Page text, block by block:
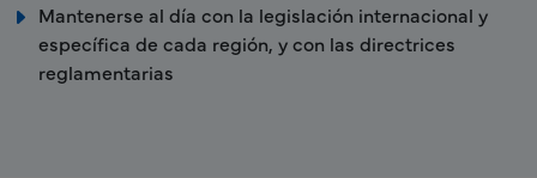
Mantenerse al día con la legislación internacional y
específica de cada región, y con las directrices
reglamentarias